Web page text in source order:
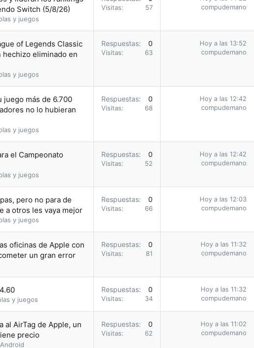
Switch (5/8/26)
y juegos
Visitas 57
compudemano
of Legends Classic
eliminado en
y juegos
Respuestas 0
Visitas 63
Hoy a las 13:52
compudemano
juego más de 6.700
no lo hubieran
y juegos
Respuestas 0
Visitas 68
Hoy a las 12:42
compudemano
el Campeonato
y juegos
Respuestas 0
Visitas 52
Hoy a las 12:42
compudemano
pero no para de
a otros les vaya mejor
y juegos
Respuestas 0
Visitas 66
Hoy a las 12:03
compudemano
oficinas de Apple con
un gran error
Respuestas 0
Visitas 81
Hoy a las 11:32
compudemano
y juegos
Respuestas 0
Visitas 34
Hoy a las 11:32
compudemano
al AirTag de Apple, un
precio
Respuestas 0
Visitas 62
Hoy a las 11:02
compudemano